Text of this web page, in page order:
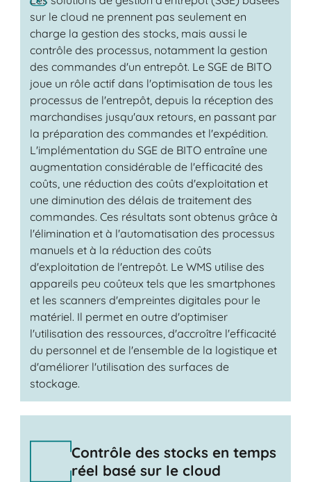
sur le cloud ne prennent pas seulement en
charge la gestion des stocks, mais aussi le
contrôle des processus, notamment la gestion
des commandes d'un entrepôt. Le SGE de BITO
joue un rôle actif dans l'optimisation de tous les
processus de l'entrepôt, depuis la réception des
marchandises jusqu'aux retours, en passant par
la préparation des commandes et l'expédition.
L'implémentation du SGE de BITO entraîne une
augmentation considérable de l'efficacité des
coûts, une réduction des coûts d'exploitation et
une diminution des délais de traitement des
commandes. Ces résultats sont obtenus grâce à
l'élimination et à l'automatisation des processus
manuels et à la réduction des coûts
d'exploitation de l'entrepôt. Le WMS utilise des
appareils peu coûteux tels que les smartphones
et les scanners d'empreintes digitales pour le
matériel. Il permet en outre d'optimiser
l'utilisation des ressources, d'accroître l'efficacité
du personnel et de l'ensemble de la logistique et
d'améliorer l'utilisation des surfaces de
stockage.
Contrôle des stocks en temps
réel basé sur le cloud